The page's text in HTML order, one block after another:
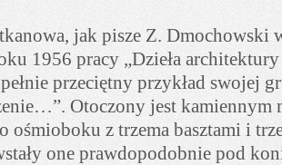
jak pisze Z. Dmochowski
1956 pracy „Dzieła
przeciętny przykład swojej
Otoczony jest kamiennym
ośmioboku z trzema basztami i
one prawdopodobnie pod